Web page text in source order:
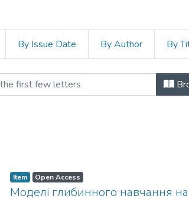
By Issue Date By Author By
(ММАД) by
Item Open Access
Моделі глибинного навчання